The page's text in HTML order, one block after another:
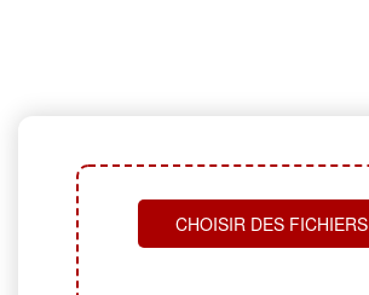
CHOISIR DES FICHIERS